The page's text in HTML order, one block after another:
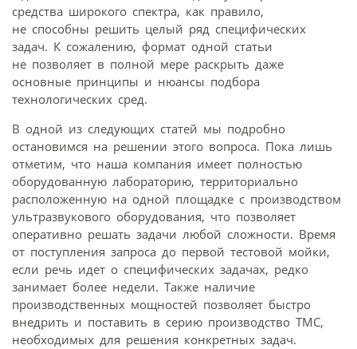
средства широкого спектра, как правило,
не способны решить целый ряд специфических
задач. К сожалению, формат одной статьи
не позволяет в полной мере раскрыть даже
основные принципы и нюансы подбора
технологических сред.
В одной из следующих статей мы подробно
остановимся на решении этого вопроса. Пока лишь
отметим, что наша компания имеет полностью
оборудованную лабораторию, территориально
расположенную на одной площадке с производством
ультразвукового оборудования, что позволяет
оперативно решать задачи любой сложности. Время
от поступления запроса до первой тестовой мойки,
если речь идет о специфических задачах, редко
занимает более недели. Также наличие
производственных мощностей позволяет быстро
внедрить и поставить в серию производство ТМС,
необходимых для решения конкретных задач.